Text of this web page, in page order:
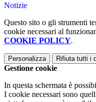
Notizie
Questo sito o gli strumenti
cookie necessari al
COOKIE POLICY.
Personalizza Rifiuta tutti i
Gestione cookie
In questa schermata è
I cookie necessari sono